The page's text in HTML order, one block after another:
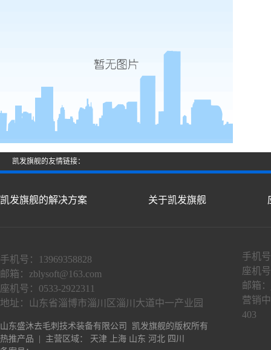
凯发旗舰的友情链接：
凯发旗舰的解决方案 关于凯发旗舰
手机号：13969358828
邮箱： zblysoft@163.com
座机号：0533-2922311
地址：山东省淄博市淄川区淄川大道中一产业园
手机
座机
邮箱：
营销
403
山东盛沐去毛刺技术装备有限公司 凯发旗舰的版权所有
热推产品 | 主营区域： 天津 上海 山东 河北 四川